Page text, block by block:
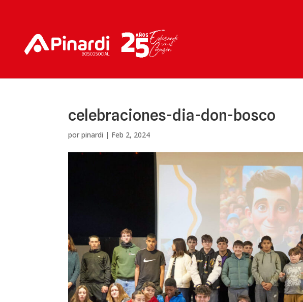
celebraciones-dia-don-bosco
porpinardi | Feb 2, 2024